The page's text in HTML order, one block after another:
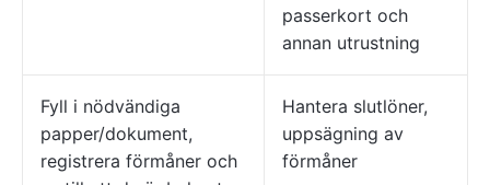
passerkort och
annan utrustning
Fyll i nödvändiga
papper/dokument,
registrera förmåner och
Hantera slutlöner,
uppsägning av
förmåner